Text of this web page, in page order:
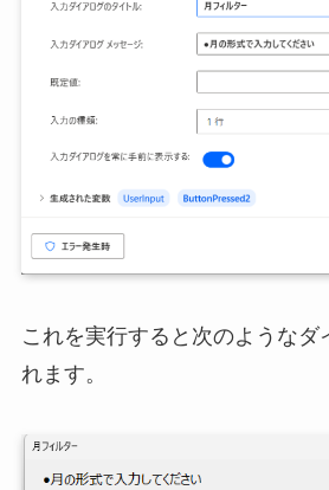
これを実行すると次のようなダ
れます。